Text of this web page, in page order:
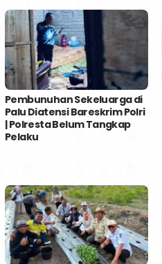
Pembunuhan Sekeluarga di
Palu Diatensi Bareskrim Polri
| Polresta Belum Tangkap
Pelaku